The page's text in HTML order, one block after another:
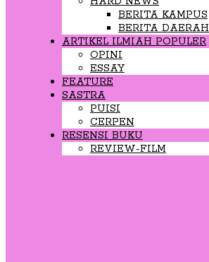
BERITA KAMPUS
BERITA DAERAH
ARTIKEL ILMIAH POPULER
OPINI
ESSAY
FEATURE
SASTRA
PUISI
CERPEN
RESENSI BUKU
REVIEW-FILM